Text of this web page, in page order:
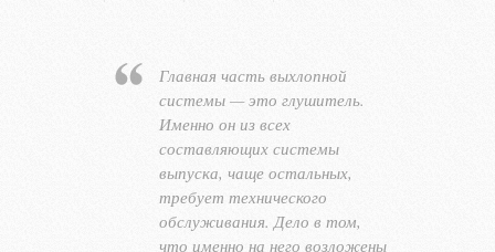
Главная часть выхлопной
системы — это глушитель.
Именно он из всех
составляющих системы
выпуска, чаще остальных,
требует технического
обслуживания. Дело в том,
что именно на него возложены